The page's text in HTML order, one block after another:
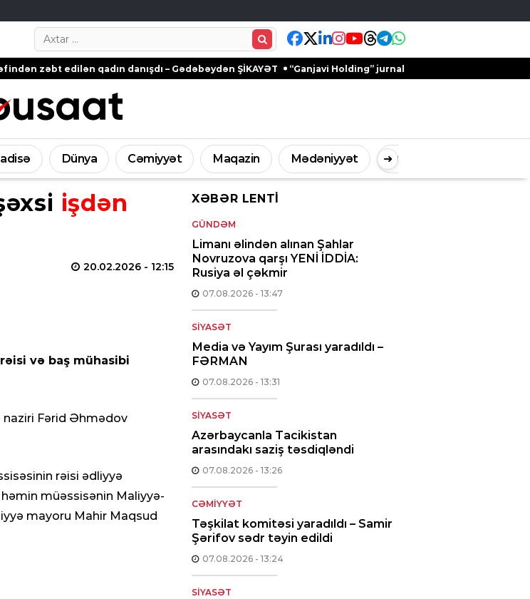
Search…
qadın danışdı – Gədəbəydən ŞİKAYƏT “Ganjavi Holding” jurnalistləri peşə bayramı münasibətilə
Dünya Cəmiyyət Maqazin Mədəniyyət Digər
➜
işdən
20.02.2026 - 12:15
və baş mühasibi
naziri Fərid Əhmədov
rəisi ədliyyə
müəssisənin Maliyyə-
mayoru Mahir Maqsud
XƏBƏR LENTI
GÜNDƏM
Limanı əlindən alınan Şahlar
Novruzova qarşı YENİ İDDİA:
Rusiya əl çəkmir
07.08.2026 - 13:47
SIYASƏT
Media və Yayım Şurası yaradıldı –
FƏRMAN
07.08.2026 - 13:31
SIYASƏT
Azərbaycanla Tacikistan
arasındakı saziş təsdiqləndi
07.08.2026 - 13:26
CƏMIYYƏT
Təşkilat komitəsi yaradıldı – Samir
Şərifov sədr təyin edildi
07.08.2026 - 13:24
SIYASƏT